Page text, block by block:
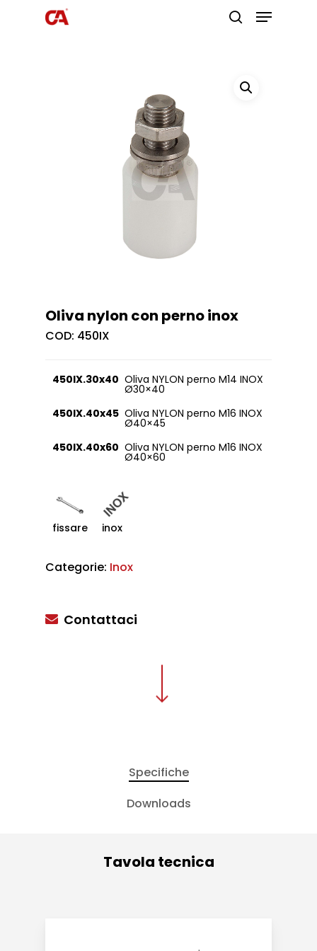
Oliva nylon con perno inox
COD: 450IX
450IX.30x40 Oliva NYLON perno M14 INOX
Ø30×40
450IX.40x45 Oliva NYLON perno M16 INOX
Ø40×45
450IX.40x60 Oliva NYLON perno M16 INOX
Ø40×60
fissare inox
Categorie: Inox
Contattaci
Specifiche
Downloads
Tavola tecnica